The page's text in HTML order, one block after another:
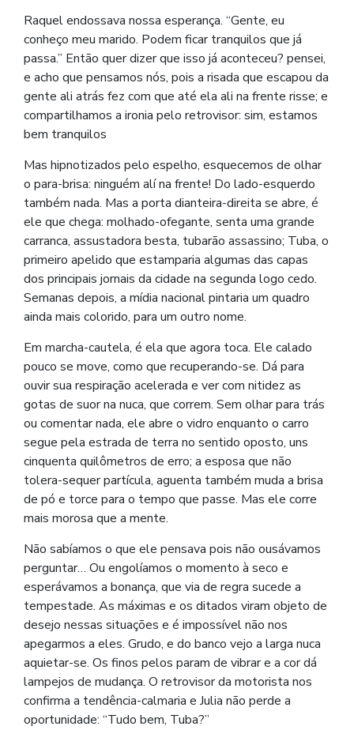
Raquel endossava nossa esperança. “Gente, eu
conheço meu marido. Podem ficar tranquilos que já
passa.” Então quer dizer que isso já aconteceu? pensei,
e acho que pensamos nós, pois a risada que escapou da
gente ali atrás fez com que até ela ali na frente risse; e
compartilhamos a ironia pelo retrovisor: sim, estamos
bem tranquilos
Mas hipnotizados pelo espelho, esquecemos de olhar
o para-brisa: ninguém alí na frente! Do lado-esquerdo
também nada. Mas a porta dianteira-direita se abre, é
ele que chega: molhado-ofegante, senta uma grande
carranca, assustadora besta, tubarão assassino; Tuba, o
primeiro apelido que estamparia algumas das capas
dos principais jornais da cidade na segunda logo cedo.
Semanas depois, a mídia nacional pintaria um quadro
ainda mais colorido, para um outro nome.
Em marcha-cautela, é ela que agora toca. Ele calado
pouco se move, como que recuperando-se. Dá para
ouvir sua respiração acelerada e ver com nitidez as
gotas de suor na nuca, que correm. Sem olhar para trás
ou comentar nada, ele abre o vidro enquanto o carro
segue pela estrada de terra no sentido oposto, uns
cinquenta quilômetros de erro; a esposa que não
tolera-sequer partícula, aguenta também muda a brisa
de pó e torce para o tempo que passe. Mas ele corre
mais morosa que a mente.
Não sabíamos o que ele pensava pois não ousávamos
perguntar… Ou engolíamos o momento à seco e
esperávamos a bonança, que via de regra sucede a
tempestade. As máximas e os ditados viram objeto de
desejo nessas situações e é impossível não nos
apegarmos a eles. Grudo, e do banco vejo a larga nuca
aquietar-se. Os finos pelos param de vibrar e a cor dá
lampejos de mudança. O retrovisor da motorista nos
confirma a tendência-calmaria e Julia não perde a
oportunidade: “Tudo bem, Tuba?”